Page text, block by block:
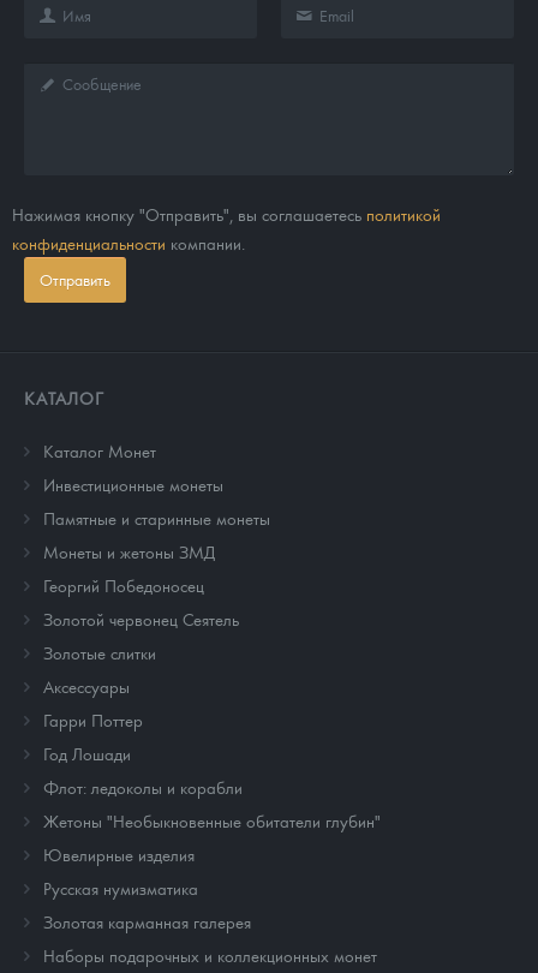
Нажимая кнопку "Отправить", вы соглашаетесь политикой
конфиденциальности компании.
Отправить
КАТАЛОГ
Каталог Монет
Инвестиционные монеты
Памятные и старинные монеты
Монеты и жетоны ЗМД
Георгий Победоносец
Золотой червонец Сеятель
Золотые слитки
Аксессуары
Гарри Поттер
Год Лошади
Флот: ледоколы и корабли
Жетоны "Необыкновенные обитатели глубин"
Ювелирные изделия
Русская нумизматика
Золотая карманная галерея
Наборы подарочных и коллекционных монет